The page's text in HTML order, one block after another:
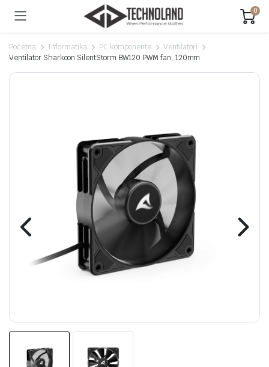
0
Početna Informatika PC komponente
Ventilatori
Ventilator Sharkoon SilentStorm BW120 PWM fan, 120mm